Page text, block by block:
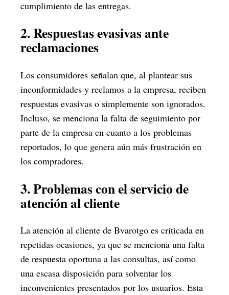
cumplimiento de las entregas.
2. Respuestas evasivas ante
reclamaciones
Los consumidores señalan que, al plantear sus
inconformidades y reclamos a la empresa, reciben
respuestas evasivas o simplemente son ignorados.
Incluso, se menciona la falta de seguimiento por
parte de la empresa en cuanto a los problemas
reportados, lo que genera aún más frustración en
los compradores.
3. Problemas con el servicio de
atención al cliente
La atención al cliente de Bvarotgo es criticada en
repetidas ocasiones, ya que se menciona una falta
de respuesta oportuna a las consultas, así como
una escasa disposición para solventar los
inconvenientes presentados por los usuarios. Esta